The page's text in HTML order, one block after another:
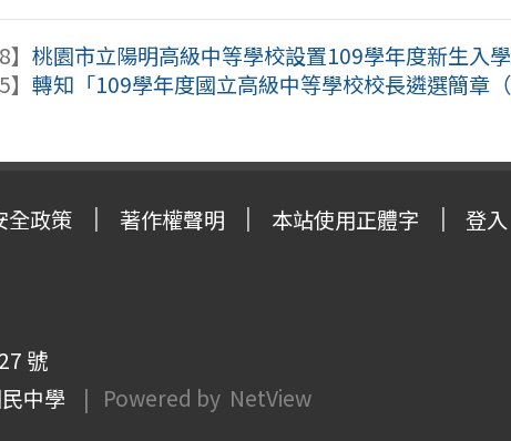
】桃園市立陽明高級中等學校設置109學年度新生入
】轉知「109學年度國立高級中等學校校長遴選簡章
全政策 著作權聲明 本站使用正體字 登入
號
中學 | Powered by NetView